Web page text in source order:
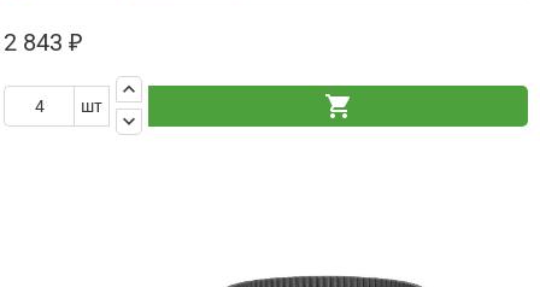
2 843 ₽
шт
keyboard_arrow_up
keyboard_arrow_down
shopping_cart